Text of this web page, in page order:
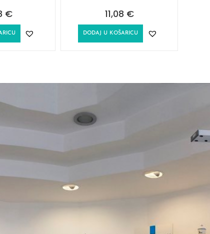
€ 11,08 €
DODAJ U KOŠARICU